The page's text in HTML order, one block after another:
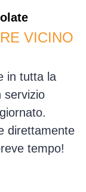
VICINO
in tutta la
servizio
direttamente
tempo!